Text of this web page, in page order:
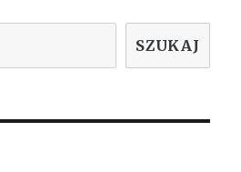
SZUKAJ